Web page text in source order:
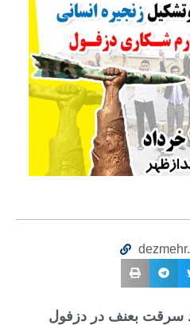
سرقت بعنف در دزفول